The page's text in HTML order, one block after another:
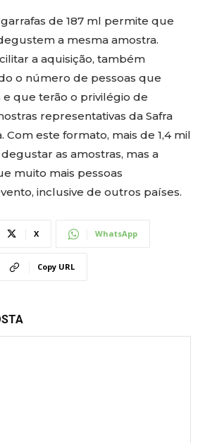
de 187 ml permite que
a mesma amostra.
a aquisição, também
o número de pessoas que
e que terão o privilégio de
representativas da Safra
Com este formato, mais de 1,4 mil
as amostras, mas a
muito mais pessoas
inclusive de outros países.
X WhatsApp
Copy URL